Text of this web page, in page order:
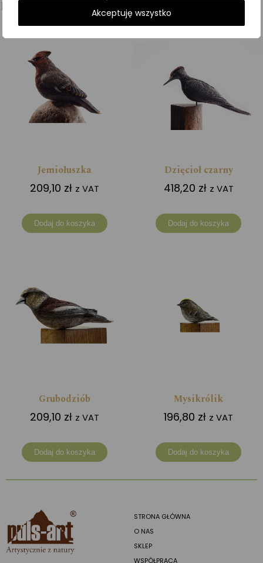
Akceptuję wszystko
Podobne produkty
Jemiołuszka
209,10 zł z VAT
Dodaj do koszyka
Dzięcioł czarny
418,20 zł z VAT
Dodaj do koszyka
Grubodziób
209,10 zł z VAT
Dodaj do koszyka
Mysikrólik
196,80 zł z VAT
Dodaj do koszyka
STRONA GŁÓWNA
O NAS
SKLEP
WSPÓŁPRACA